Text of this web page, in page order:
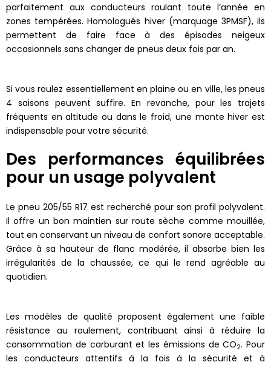
parfaitement aux conducteurs roulant toute l’année en
zones tempérées. Homologués hiver (marquage 3PMSF), ils
permettent de faire face à des épisodes neigeux
occasionnels sans changer de pneus deux fois par an.
Si vous roulez essentiellement en plaine ou en ville, les pneus
4 saisons peuvent suffire. En revanche, pour les trajets
fréquents en altitude ou dans le froid, une monte hiver est
indispensable pour votre sécurité.
Des performances équilibrées
pour un usage polyvalent
Le pneu 205/55 R17 est recherché pour son profil polyvalent.
Il offre un bon maintien sur route sèche comme mouillée,
tout en conservant un niveau de confort sonore acceptable.
Grâce à sa hauteur de flanc modérée, il absorbe bien les
irrégularités de la chaussée, ce qui le rend agréable au
quotidien.
Les modèles de qualité proposent également une faible
résistance au roulement, contribuant ainsi à réduire la
consommation de carburant et les émissions de CO2. Pour
les conducteurs attentifs à la fois à la sécurité et à